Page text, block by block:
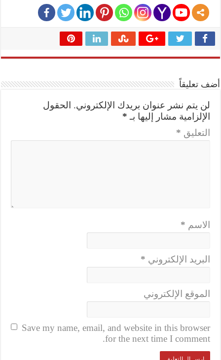
أضف تعليقاً
لن يتم نشر عنوان بريدك الإلكتروني.
الحقول
الإلزامية مشار إليها بـ *
التعليق *
الاسم *
البريد الإلكتروني *
الموقع الإلكتروني
Save my name, email, and website in this browser
for the next time I comment.